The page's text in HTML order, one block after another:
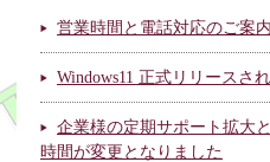
営業時間と電話対応のご案内
Windows11 正式リリースさ
企業様の定期サポート拡大
時間が変更となりました